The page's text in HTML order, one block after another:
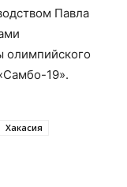
Павла
олимпийского
19».
Хакасия